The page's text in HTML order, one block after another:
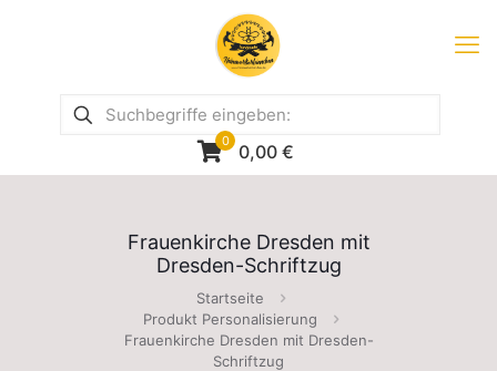
0 0,00 €
Frauenkirche Dresden mit
Dresden-Schriftzug
Startseite
Produkt Personalisierung
Frauenkirche Dresden mit Dresden-
Schriftzug